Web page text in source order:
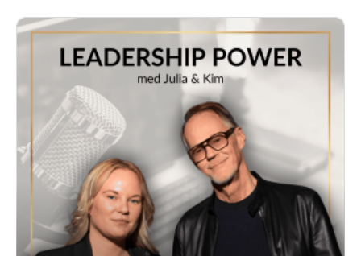
Är du intresserad av att köpa boken så finns den här:
Vår hemsida: www.leadershippower.se